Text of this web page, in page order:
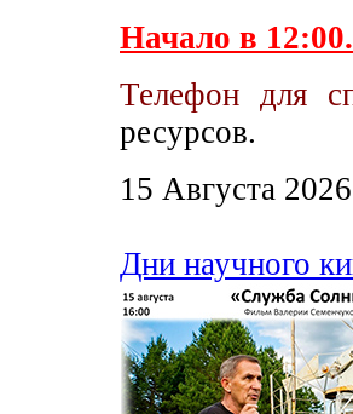
Начало в 12:00.
Телефон для
ресурсов.
15 Августа 2026
Дни научного